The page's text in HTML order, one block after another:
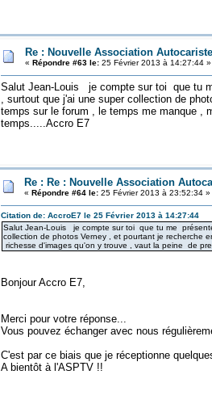
Re : Nouvelle Association
« Répondre #63 le:25 Février 2013 à 14:27:44 »
Salut Jean-Louis je compte sur toi que tu
, surtout que j'ai une super collection de
temps sur le forum , le temps me manque
temps.....Accro E7
Re : Re : Nouvelle Association
« Répondre #64 le:25 Février 2013 à 23:52:34 »
Citation de: AccroE7 le 25 Février 2013 à 14:27:44
Salut Jean-Louis je compte sur toi que tu me
collection de photos Verney , et pourtant je recherche
richesse d'images qu'on y trouve , vaut la peine de
Bonjour Accro E7,
Merci pour votre réponse...
Vous pouvez échanger avec nous
C'est par ce biais que je réceptionne
A bientôt à l'ASPTV !!